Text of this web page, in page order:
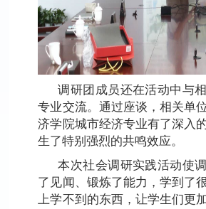
调研团成员还在活动中与
专业交流。通过座谈，相关单
济学院城市经济专业有了深入
生了特别强烈的共鸣效应。
本次社会调研实践活动使
了见闻、锻炼了能力，学到了
上学不到的东西，让学生们更